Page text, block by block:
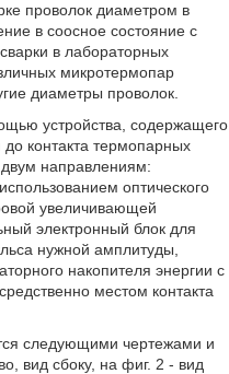
проволок диаметром в
в соосное состояние с
в лабораторных
микротермопар
диаметры проволок.
устройства, содержащего
контакта термопарных
направлениям:
оптического
увеличивающей
электронный блок для
нужной амплитуды,
накопителя энергии с
местом контакта
следующими чертежами и
вид сбоку, на фиг. 2 - вид